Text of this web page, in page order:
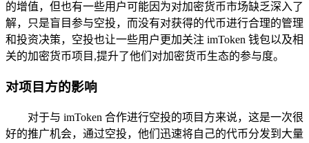
的增值，但也有一些用户可能因为对加密货币市场缺乏深入了
解，只是盲目参与空投，而没有对获得的代币进行合理的管理
和投资决策，空投也让一些用户更加关注 imToken 钱包以及相
关的加密货币项目,提升了他们对加密货币生态的参与度。
对项目方的影响
对于与 imToken 合作进行空投的项目方来说，这是一次很
好的推广机会，通过空投，他们迅速将自己的代币分发到大量